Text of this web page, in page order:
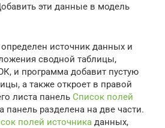
эти данные в модель
определен источник данных и
сводной таблицы,
и программа добавит пустую
а также откроет в правой
листа панель Список полей
панель разделена на две части.
полей источника данных,